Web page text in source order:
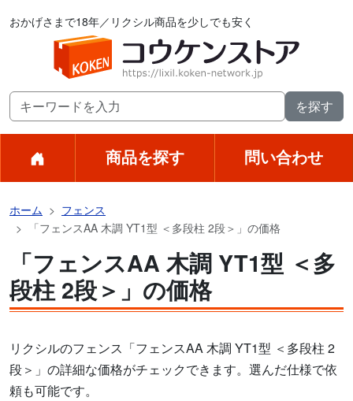
おかげさまで18年／リクシル商品を少しでも安く
商品を探す 問い合わせ
ホーム
フェンス
「フェンスAA 木調 YT1型 ＜多段柱 2段＞」の価格
「フェンスAA 木調 YT1型 ＜多
段柱 2段＞」の価格
リクシルのフェンス「フェンスAA 木調 YT1型 ＜多段柱 2
段＞」の詳細な価格がチェックできます。選んだ仕様で依
頼も可能です。